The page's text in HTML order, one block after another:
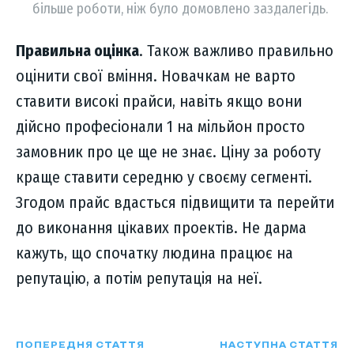
більше роботи, ніж було домовлено заздалегідь.
Правильна оцінка. Також важливо правильно
оцінити свої вміння. Новачкам не варто
ставити високі прайси, навіть якщо вони
дійсно професіонали 1 на мільйон просто
замовник про це ще не знає. Ціну за роботу
краще ставити середню у своєму сегменті.
Згодом прайс вдасться підвищити та перейти
до виконання цікавих проектів. Не дарма
кажуть, що спочатку людина працює на
репутацію, а потім репутація на неї.
ПОПЕРЕДНЯ СТАТТЯ НАСТУПНА СТАТТЯ